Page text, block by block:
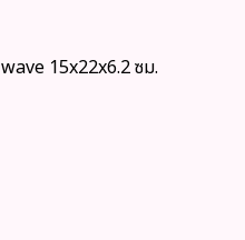
15x22x6.2 ซม.